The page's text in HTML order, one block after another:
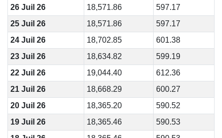
26 Juil 26
18,571.86
597.17
25 Juil 26
18,571.86
597.17
24 Juil 26
18,702.85
601.38
23 Juil 26
18,634.82
599.19
22 Juil 26
19,044.40
612.36
21 Juil 26
18,668.29
600.27
20 Juil 26
18,365.20
590.52
19 Juil 26
18,365.46
590.53